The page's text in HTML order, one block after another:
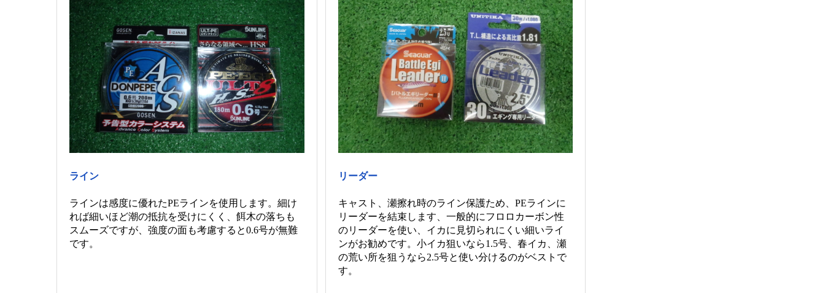
ライン
ラインは感度に優れたPEラインを使用します。細け
れば細いほど潮の抵抗を受けにくく、餌木の落ちも
スムーズですが、強度の面も考慮すると0.6号が無難
です。
リーダー
キャスト、瀬擦れ時のライン保護ため、PEラインに
リーダーを結束します、一般的にフロロカーボン性
のリーダーを使い、イカに見切られにくい細いライ
ンがお勧めです。小イカ狙いなら1.5号、春イカ、瀬
の荒い所を狙うなら2.5号と使い分けるのがベストで
す。